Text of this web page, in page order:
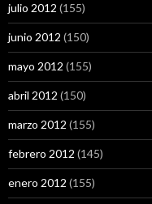
julio 2012 (155)
junio 2012 (150)
mayo 2012 (155)
abril 2012 (150)
marzo 2012 (155)
febrero 2012 (145)
enero 2012 (155)